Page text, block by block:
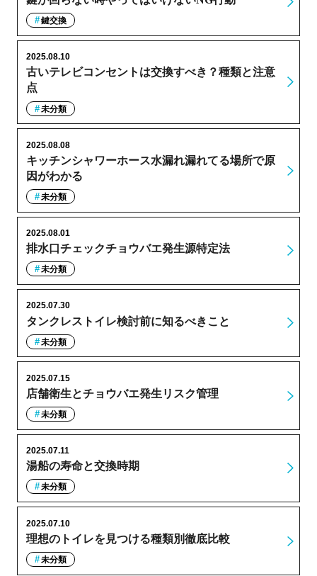
鍵交換
古いテレビコンセントは交換すべき？種類と注意
点
2025.08.10
未分類
キッチンシャワーホース水漏れ漏れてる場所で原
因がわかる
2025.08.08
未分類
排水口チェックチョウバエ発生源特定法
2025.08.01
未分類
タンクレストイレ検討前に知るべきこと
2025.07.30
未分類
店舗衛生とチョウバエ発生リスク管理
2025.07.15
未分類
湯船の寿命と交換時期
2025.07.11
未分類
理想のトイレを見つける種類別徹底比較
2025.07.10
未分類